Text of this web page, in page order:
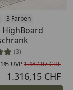
Preis
3 Farben
(3)
UVP1.487,07 CHF
1.316,15 CHF